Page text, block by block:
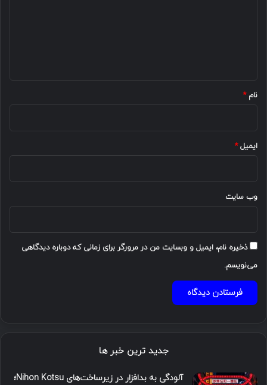
نام*
ایمیل*
وب‌ سایت
ذخیره نام، ایمیل و وبسایت من در مرورگر برای زمانی که دوباره دیدگاهی
می‌نویسم.
جدید ترین خبر ها
آلودگی به بدافزار در زیرساخت‌های Nihon Kotsu؛